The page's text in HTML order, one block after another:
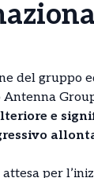
del gruppo
Antenna
e
attesa per